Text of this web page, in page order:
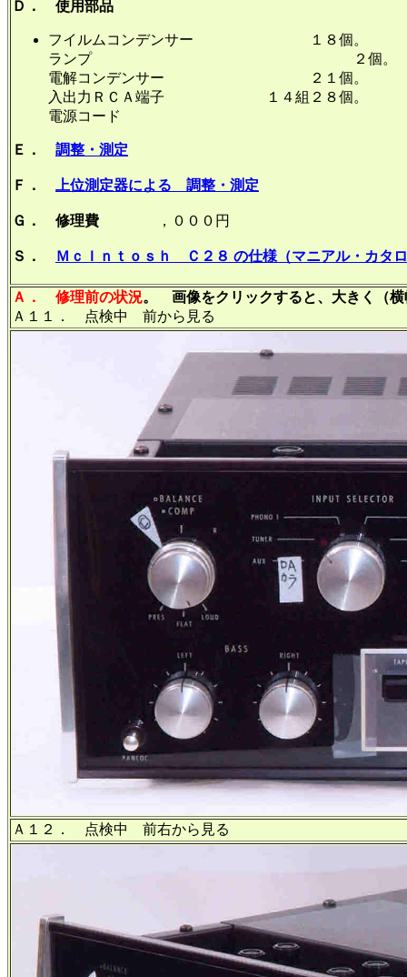
Ｄ． 使用部品
フイルムコンデンサー １８個。
ランプ ２個。
電解コンデンサー ２１個。
入出力ＲＣＡ端子 １４組２８個。
電源コード
Ｅ． 調整・測定
Ｆ． 上位測定器による 調整・測定
Ｇ． 修理費 ，０００円
Ｓ． ＭｃＩｎｔｏｓｈ Ｃ２８ の仕様（マニアル・カタ
Ａ． 修理前の状況。 画像をクリックすると、大きく（横
Ａ１１． 点検中 前から見る
Ａ１２． 点検中 前右から見る